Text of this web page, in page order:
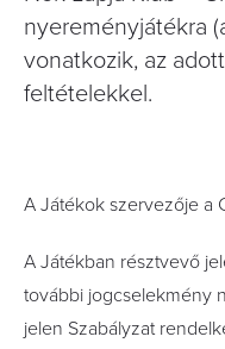
nyereményjátékra
vonatkozik, az
feltételekkel.
A Játékok szervezője a
A Játékban résztvevő
további jogcselekmény
jelen Szabályzat